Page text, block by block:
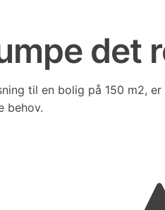
det
til en bolig på 150 m2,
behov.